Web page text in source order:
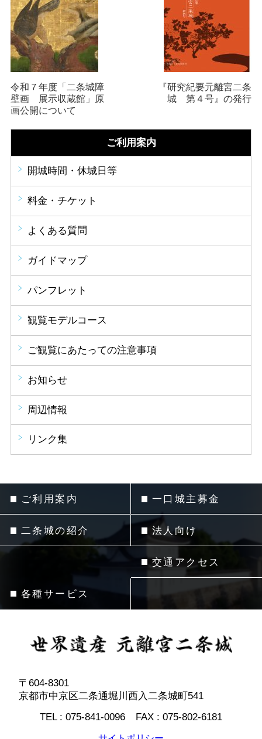
令和７年度「二条城障
壁画 展示収蔵館」原
画公開について
『研究紀要元離宮二条
城 第４号』の発行
ご利用案内
開城時間・休城日等
料金・チケット
よくある質問
ガイドマップ
パンフレット
観覧モデルコース
ご観覧にあたっての注意事項
お知らせ
周辺情報
リンク集
ご利用案内
二条城の紹介
各種サービス
一口城主募金
法人向け
交通アクセス
〒604-8301
京都市中京区二条通堀川西入二条城町541
TEL : 075-841-0096 FAX :075-802-6181